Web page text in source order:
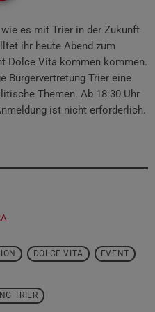
es mit Trier in der Zukunft
ihr heute Abend zum
Dolce Vita kommen kommen.
Bürgervertretung Trier eine
Themen. Ab 18:30 Uhr
ist nicht erforderlich.
DOLCE VITA EVENT
TRIER